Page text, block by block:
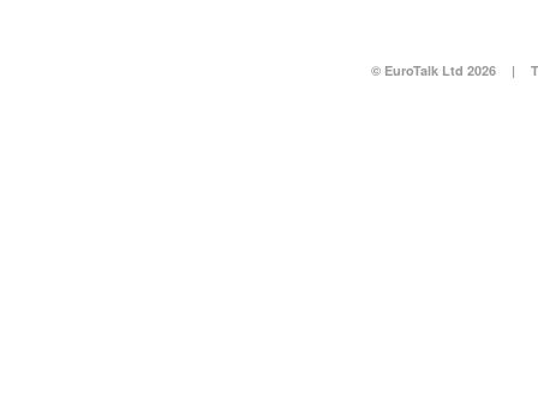
© EuroTalk Ltd 2026 |